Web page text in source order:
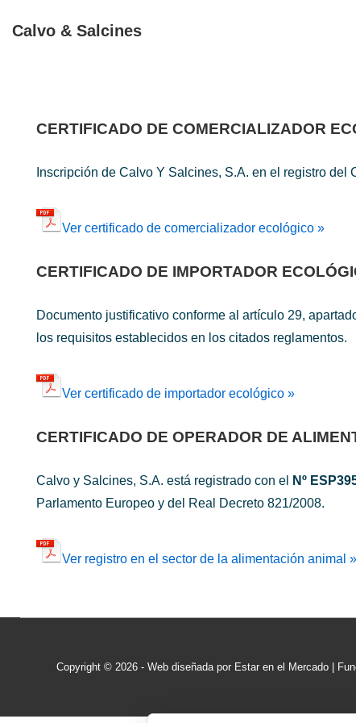
Saltar
Calvo & Salcines
CERTIFICADO DE COMERCIALIZADOR
Inscripción de Calvo Y Salcines, S.A. en el registro
Ver certificado de comercializador ecológico »
CERTIFICADO DE IMPORTADOR
Documento justificativo conforme al artículo 29,
los requisitos establecidos en los citados reglamentos.
Ver certificado de importador ecológico »
CERTIFICADO DE OPERADOR DE
Calvo y Salcines, S.A. está registrado con el Nº
Parlamento Europeo y del Real Decreto 821/2008.
Ver registro en el sector de la alimentación animal »
Copyright © 2026 - Web diseñada por Estar en el Mercado |